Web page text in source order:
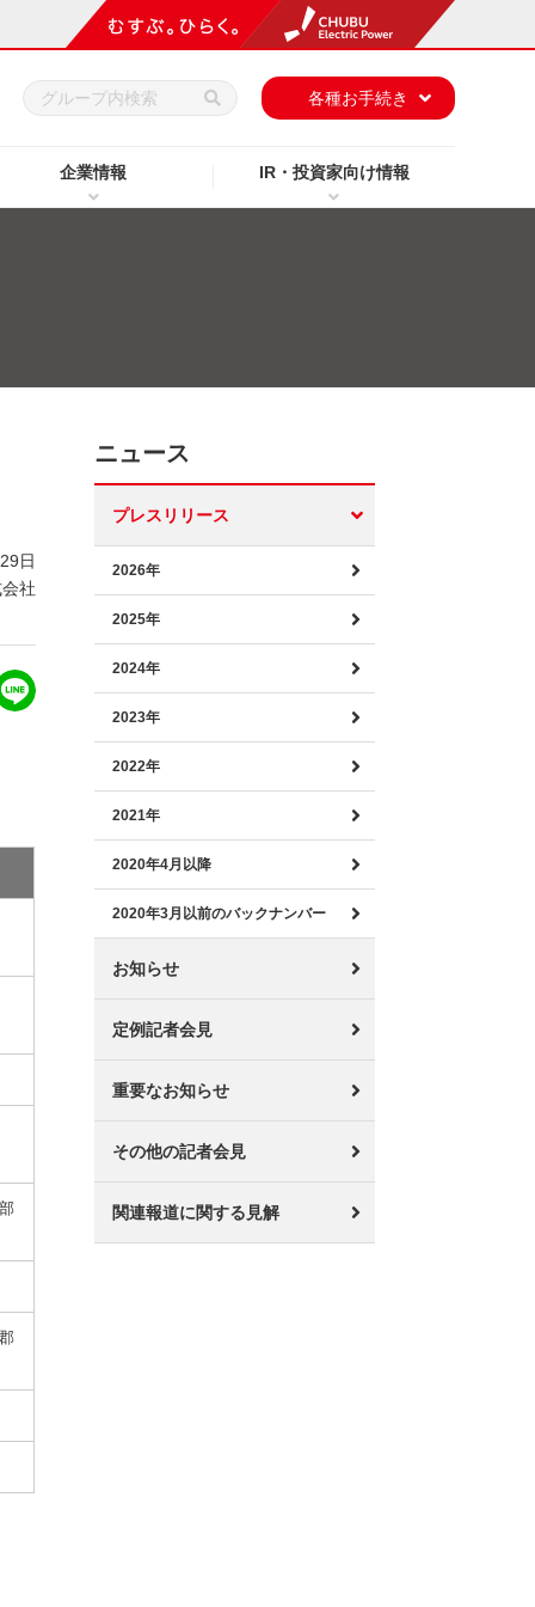
企業情報 IR・投資家向け情報
各種お手続き
日
社
ニュース
プレスリリース
2026年
2025年
2024年
2023年
2022年
2021年
2020年4月以降
2020年3月以前のバックナンバー
お知らせ
定例記者会見
重要なお知らせ
その他の記者会見
関連報道に関する見解